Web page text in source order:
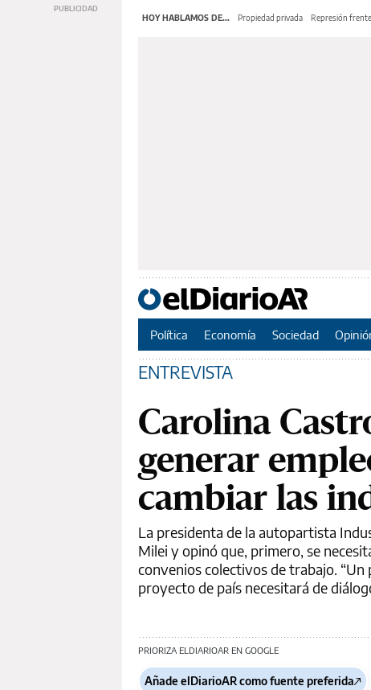
HOY HABLAMOS DE... Propiedad privada Represión
Política Economía Sociedad
ENTREVISTA
Carolina
generar
cambiar las
La presidenta de la autopartista
Milei y opinó que, primero, se
convenios colectivos de trabajo.
proyecto de país necesitará de
PRIORIZA ELDIARIOAR EN GOOGLE
Añade elDiarioAR como fuente preferida